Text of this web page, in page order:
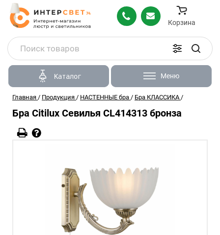
Корзина
Каталог Меню
Главная / Продукция / НАСТЕННЫЕ бра / Бра КЛАССИКА /
Бра Citilux Севилья CL414313 бронза